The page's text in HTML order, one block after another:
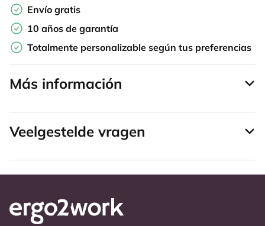
Envío gratis
10 años de garantía
Totalmente personalizable según tus preferencias
Más información
Veelgestelde vragen